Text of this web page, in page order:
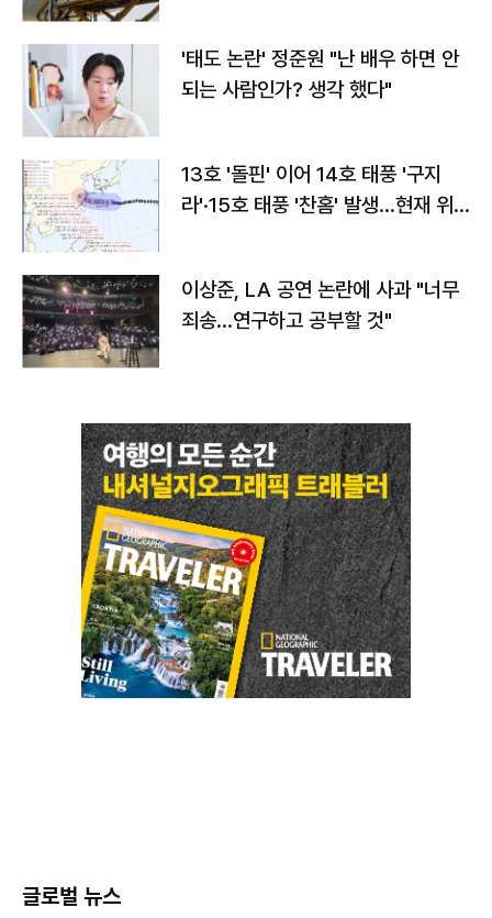
'태도 논란' 정준원 "난 배우 하면 안
되는 사람인가? 생각 했다"
13호 '돌핀' 이어 14호 태풍 '구지
라'·15호 태풍 '찬홈' 발생…현재 위
이상준, LA 공연 논란에 사과 "너무
죄송…연구하고 공부할 것"
글로벌 뉴스